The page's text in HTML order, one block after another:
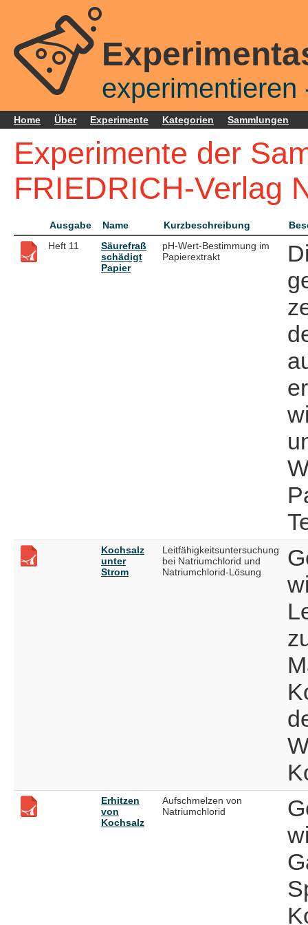
experimentieren
Home Über Experimente Kategorien Sammlungen
Experimente der
FRIEDRICH-Verlag
Ausgabe Name Kurzbeschreibung
Heft 11
Säurefraß
schädigt
Papier
pH-Wert-Bestimmung im
Papierextrakt
Kochsalz
unter
Strom
Leitfähigkeitsuntersuchung
bei Natriumchlorid und
Natriumchlorid-Lösung
Erhitzen
von
Kochsalz
Aufschmelzen von
Natriumchlorid